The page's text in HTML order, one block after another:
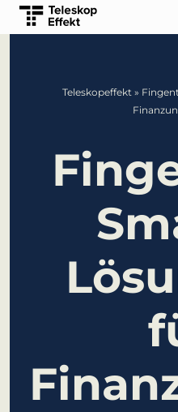
STARTSEITE
Impulsvortrag
Wissensmanagement
lernen aus Estland
Teleskopeffekt »